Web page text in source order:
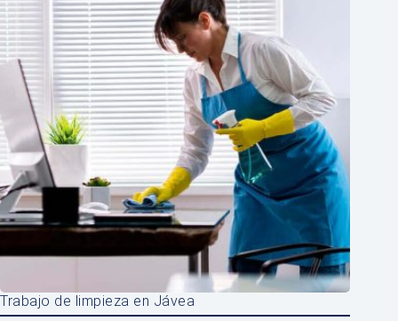
Trabajo de limpieza en Jávea